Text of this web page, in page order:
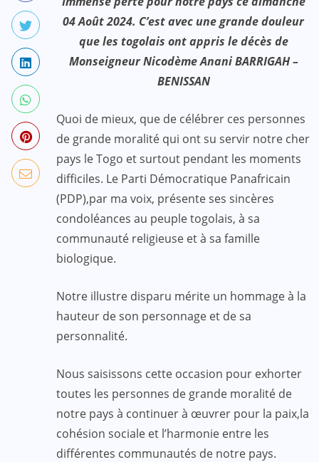
04 Août 2024. C’est avec une grande douleur
que les togolais ont appris le décès de
Monseigneur Nicodème Anani BARRIGAH –
BENISSAN
Quoi de mieux, que de célébrer ces personnes
de grande moralité qui ont su servir notre cher
pays le Togo et surtout pendant les moments
difficiles. Le Parti Démocratique Panafricain
(PDP),par ma voix, présente ses sincères
condoléances au peuple togolais, à sa
communauté religieuse et à sa famille
biologique.
Notre illustre disparu mérite un hommage à la
hauteur de son personnage et de sa
personnalité.
Nous saisissons cette occasion pour exhorter
toutes les personnes de grande moralité de
notre pays à continuer à œuvrer pour la paix,la
cohésion sociale et l’harmonie entre les
différentes communautés de notre pays.